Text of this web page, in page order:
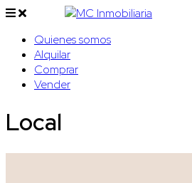
Quienes somos
Alquilar
Comprar
Vender
Local